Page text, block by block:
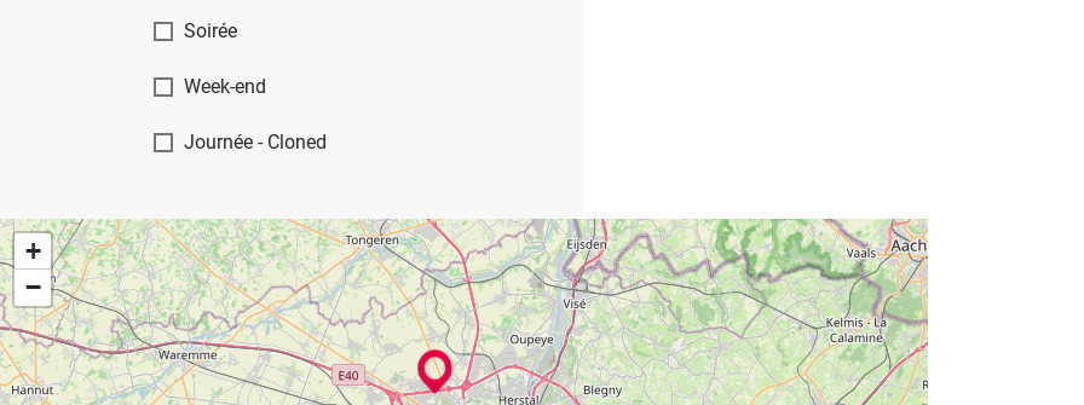
Soirée
Week-end
Journée - Cloned
+
−